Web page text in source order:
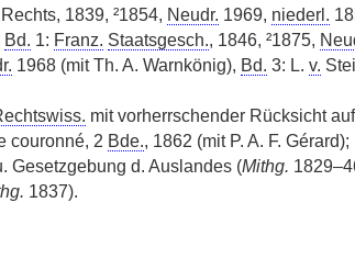
1839, ²1854, Neudr. 1969, niederl.
Bd. 1: Franz. Staatsgesch., 1846, ²1875,
1968 (mit Th. A. Warnkönig), Bd. 3: L. v.
mit vorherrschender Rücksicht auf
couronné, 2 Bde., 1862 (mit P. A. F. Gérard);
Gesetzgebung d. Auslandes (Mithg.
1837).